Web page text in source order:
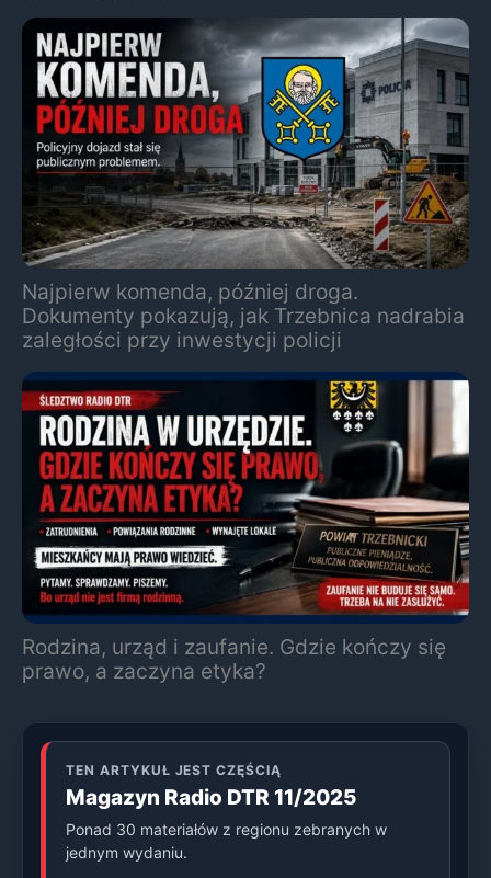
Najpierw komenda, później droga.
Dokumenty pokazują, jak Trzebnica nadrabia
zaległości przy inwestycji policji
Rodzina, urząd i zaufanie. Gdzie kończy się
prawo, a zaczyna etyka?
TEN ARTYKUŁ JEST CZĘŚCIĄ
Magazyn Radio DTR 11/2025
Ponad 30 materiałów z regionu zebranych w
jednym wydaniu.